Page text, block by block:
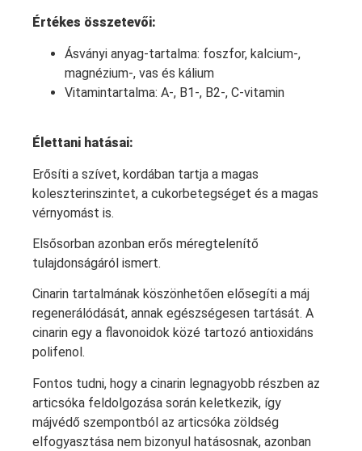
Értékes összetevői:
Ásványi anyag-tartalma: foszfor, kalcium-,
magnézium-, vas és kálium
Vitamintartalma: A-, B1-, B2-, C-vitamin
Élettani hatásai:
Erősíti a szívet, kordában tartja a magas
koleszterinszintet, a cukorbetegséget és a magas
vérnyomást is.
Elsősorban azonban erős méregtelenítő
tulajdonságáról ismert.
Cinarin tartalmának köszönhetően elősegíti a máj
regenerálódását, annak egészségesen tartását. A
cinarin egy a flavonoidok közé tartozó antioxidáns
polifenol.
Fontos tudni, hogy a cinarin legnagyobb részben az
articsóka feldolgozása során keletkezik, így
májvédő szempontból az articsóka zöldség
elfogyasztása nem bizonyul hatásosnak, azonban